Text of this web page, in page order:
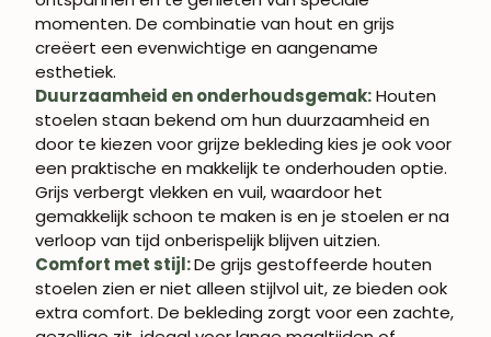
momenten. De combinatie van hout en grijs
creëert een evenwichtige en aangename
esthetiek.
Duurzaamheid en onderhoudsgemak:Houten
stoelen staan bekend om hun duurzaamheid en
door te kiezen voor grijze bekleding kies je ook voor
een praktische en makkelijk te onderhouden optie.
Grijs verbergt vlekken en vuil, waardoor het
gemakkelijk schoon te maken is en je stoelen er na
verloop van tijd onberispelijk blijven uitzien.
Comfort met stijl:De grijs gestoffeerde houten
stoelen zien er niet alleen stijlvol uit, ze bieden ook
extra comfort. De bekleding zorgt voor een zachte,
ABONNEREN